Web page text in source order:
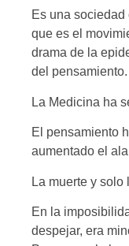
Es una
que es el
drama de la
del
La Medicina ha
El pensamiento
aumentado el
La muerte y
En la
despejar, era